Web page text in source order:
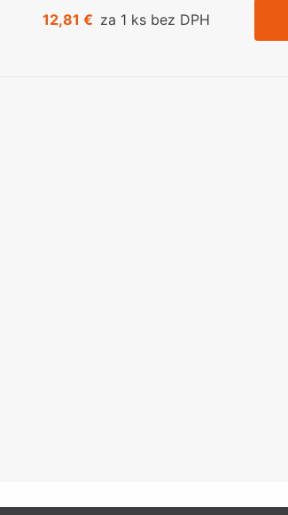
12,81 € za 1 ks bez DPH